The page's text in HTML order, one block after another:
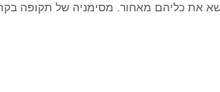
את כליהם מאחור. מסימניה של תקופה